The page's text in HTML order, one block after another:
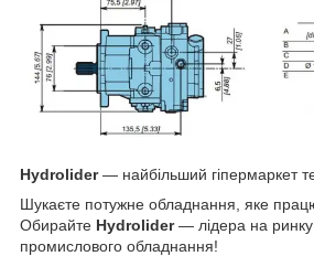
Hydrolider— найбільший гіпермаркет
Шукаєте потужне обладнання, яке
Обирайте Hydrolider— лідера на ринку
промислового обладнання!